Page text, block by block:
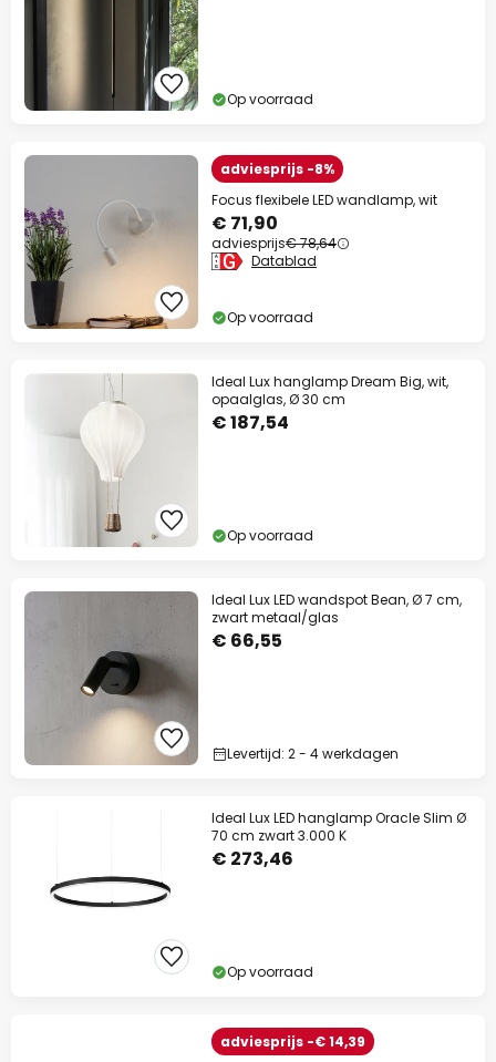
Op voorraad
adviesprijs -8%
Focus flexibele LED wandlamp, wit
€ 71,90
adviesprijs€ 78,64
Datablad
Op voorraad
Ideal Lux hanglamp Dream Big, wit,
opaalglas, Ø 30 cm
€ 187,54
Op voorraad
Ideal Lux LED wandspot Bean, Ø 7 cm,
zwart metaal/glas
€ 66,55
Levertijd: 2 - 4 werkdagen
Ideal Lux LED hanglamp Oracle Slim Ø
70 cm zwart 3.000 K
€ 273,46
Op voorraad
adviesprijs -€ 14,39